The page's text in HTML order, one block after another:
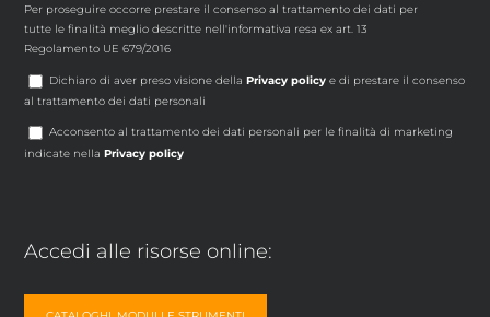
Per proseguire occorre prestare il consenso al trattamento dei dati per
tutte le finalità meglio descritte nell'informativa resa ex art. 13
Regolamento UE 679/2016
Dichiaro di aver preso visione dellaPrivacy policy e di prestare il consenso
al trattamento dei dati personali
Acconsento al trattamento dei dati personali per le finalità di marketing
indicate nellaPrivacy policy
Accedi alle risorse online: